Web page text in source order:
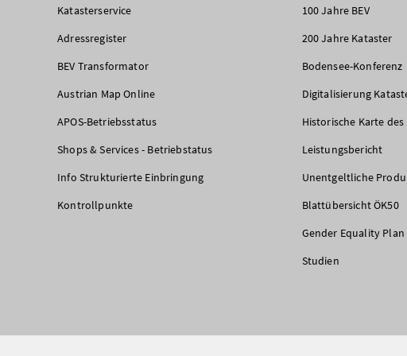
Katasterservice
Adressregister
BEV Transformator
Austrian Map Online
APOS-Betriebsstatus
Shops & Services - Betriebstatus
Info Strukturierte Einbringung
Kontrollpunkte
100 Jahre BEV
200 Jahre Kataster
Bodensee-Konferenz
Digitalisierung
Historische Karte
Leistungsbericht
Unentgeltliche
Blattübersicht ÖK50
Gender Equality Plan
Studien